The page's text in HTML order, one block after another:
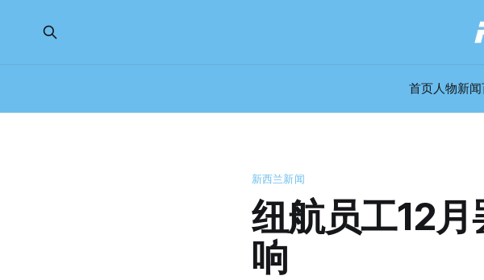
首页人物新闻
新西兰新闻
纽航员工12
响